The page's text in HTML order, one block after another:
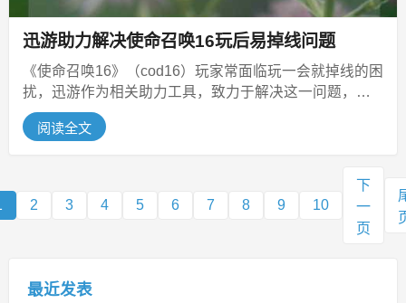
迅游助力解决使命召唤16玩后易掉线问题
《使命召唤16》（cod16）玩家常面临玩一会就掉线的困
扰，迅游作为相关助力工具，致力于解决这一问题，在
当下的游戏环境中，掉线问...
阅读全文
2 3 4 5 6 7 8 9 10
下
一
页
最近发表